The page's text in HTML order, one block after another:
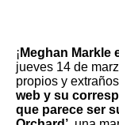
¡ Meghan Markle
jueves 14 de
propios y
web y su
que parece ser